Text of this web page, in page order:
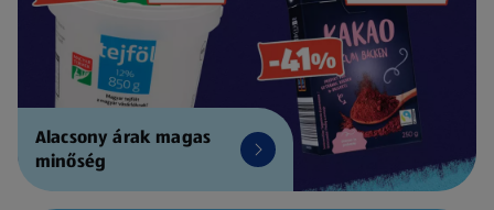
Alacsony árak magas
minőség